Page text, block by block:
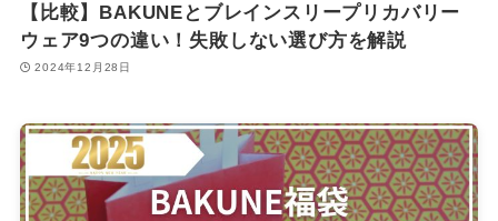
【比較】BAKUNEとブレインスリープリカバリー
ウェア9つの違い！失敗しない選び方を解説
2024年12月28日